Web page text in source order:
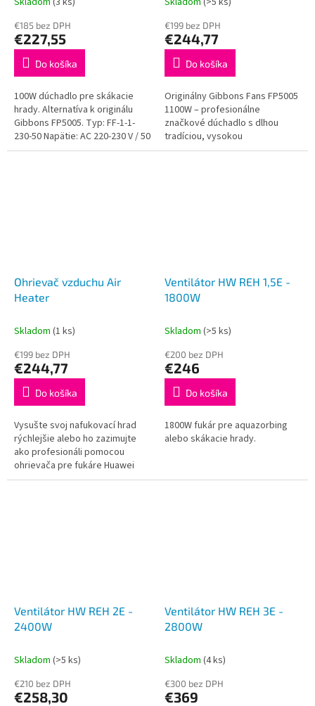
€185 bez DPH
€227,55
Do košíka
100W dúchadlo pre skákacie
hrady. Alternatíva k originálu
Gibbons FP5005. Typ: FF-1-1-
230-50 Napätie: AC 220-230 V / 50
Hz Watt: 1,1 kW (1,5 HP) Ampér:
€199 bez DPH
€244,77
Do košíka
Originálny Gibbons Fans FP5005
1100W – profesionálne
značkové dúchadlo s dlhou
tradíciou, vysokou
spoľahlivosťou a precíznym
Ohrievač vzduchu Air
Heater
Skladom (1 ks)
€199 bez DPH
€244,77
Do košíka
Vysušte svoj nafukovací hrad
rýchlejšie alebo ho zazimujte
ako profesionáli pomocou
ohrievača pre fukáre Huawei
série REH.
Ventilátor HW REH 1,5E -
1800W
Skladom (>5 ks)
€200 bez DPH
€246
Do košíka
1800W fukár pre aquazorbing
alebo skákacie hrady.
Ventilátor HW REH 2E -
2400W
Skladom (>5 ks)
€210 bez DPH
€258,30
Ventilátor HW REH 3E -
2800W
Skladom (4 ks)
€300 bez DPH
€369